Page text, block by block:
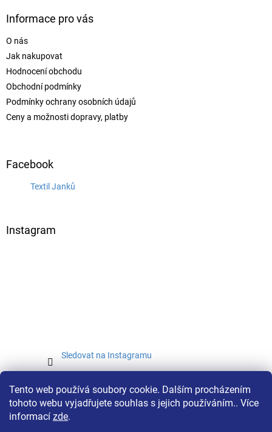
Tento web používá soubory cookie. Dalším procházením
tohoto webu vyjadřujete souhlas s jejich používáním.. Více
informací zde.
Informace pro vás
O nás
Jak nakupovat
Hodnocení obchodu
Obchodní podmínky
Podmínky ochrany osobních údajů
Ceny a možnosti dopravy, platby
Facebook
Textil Janků
Instagram
Sledovat na Instagramu